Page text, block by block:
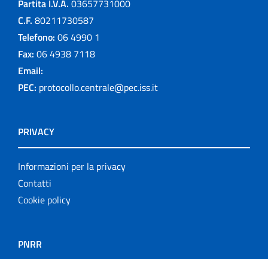
Partita I.V.A. 03657731000
C.F. 80211730587
Telefono: 06 4990 1
Fax: 06 4938 7118
Email:
PEC: protocollo.centrale@pec.iss.it
PRIVACY
Informazioni per la privacy
Contatti
Cookie policy
PNRR